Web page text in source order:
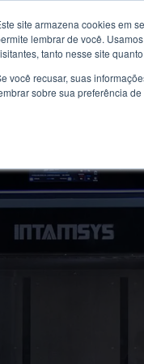
site armazena cookies em
lembrar de você.
tanto nesse site
você recusar, suas
sobre sua preferência